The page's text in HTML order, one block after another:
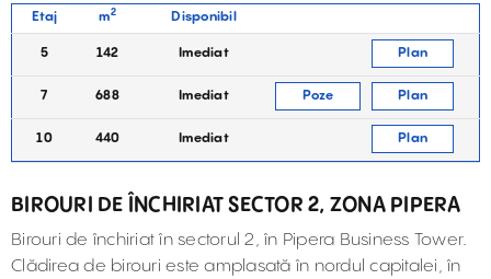
Etaj m2 Disponibil
5 142 Imediat Plan
7 688 Imediat Poze Plan
10 440 Imediat Plan
BIROURI DE ÎNCHIRIAT SECTOR 2, ZONA PIPERA
Birouri de închiriat în sectorul 2, în Pipera Business Tower.
Clădirea de birouri este amplasată în nordul capitalei, în